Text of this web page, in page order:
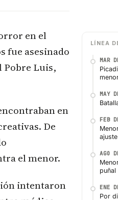
en el
fue asesinado
Pobre Luis,
en
De
el menor.
intentaron
LÍNEA
MAR
MAY
FEB
AGO
puñal
ENE
Por